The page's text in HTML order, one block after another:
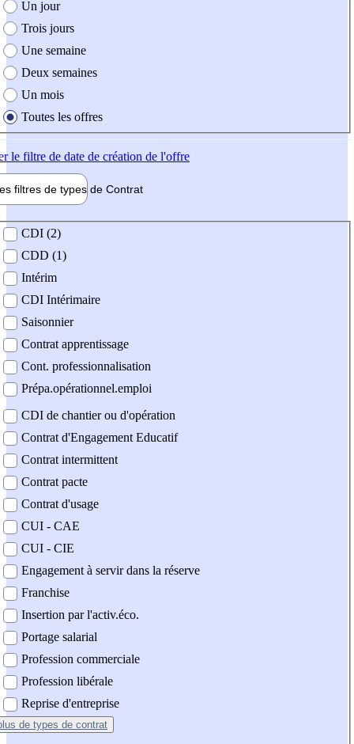
création de l'offre
Un jour
Trois jours
Une semaine
Deux semaines
Un mois
Toutes les offres
le filtre de date de création de l'offre
filtres de types de Contrat
contrat
CDI (2)
CDD (1)
Intérim
CDI Intérimaire
Saisonnier
Contrat apprentissage
Cont. professionnalisation
Prépa.opérationnel.emploi
CDI de chantier ou d'opération
Contrat d'Engagement Educatif
Contrat intermittent
Contrat pacte
Contrat d'usage
CUI - CAE
CUI - CIE
Engagement à servir dans la réserve
Franchise
Insertion par l'activ.éco.
Portage salarial
Profession commerciale
Profession libérale
Reprise d'entreprise
de types de contrat